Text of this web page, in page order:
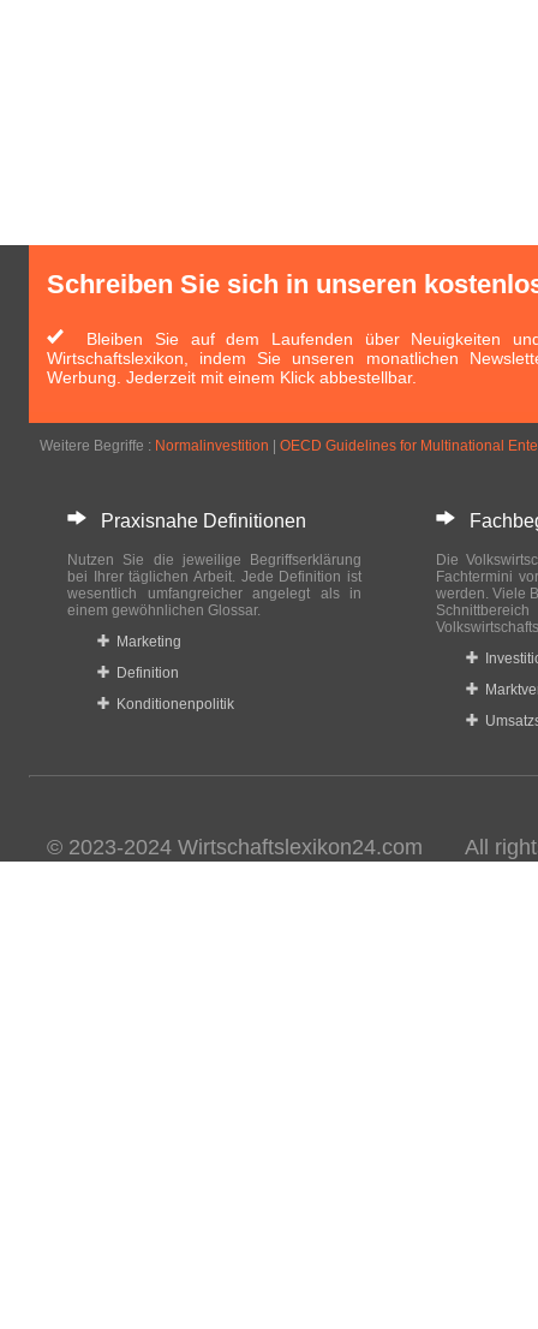
Schreiben Sie sich in unseren
Bleiben Sie auf dem Laufenden über Neuigkeiten
Wirtschaftslexikon, indem Sie unseren monatlichen
Werbung. Jederzeit mit einem Klick abbestellbar.
Weitere Begriffe : Normalinvestition OECD Guidelines for Multinational
Praxisnahe Definitionen
Nutzen Sie die jeweilige Begriffserklärung
bei Ihrer täglichen Arbeit. Jede Definition ist
wesentlich umfangreicher angelegt als in
einem gewöhnlichen Glossar.
Marketing
Definition
Konditionenpolitik
Die
Fachtermini
werden. Viele
© 2023-2024 Wirtschaftslexikon24.com All